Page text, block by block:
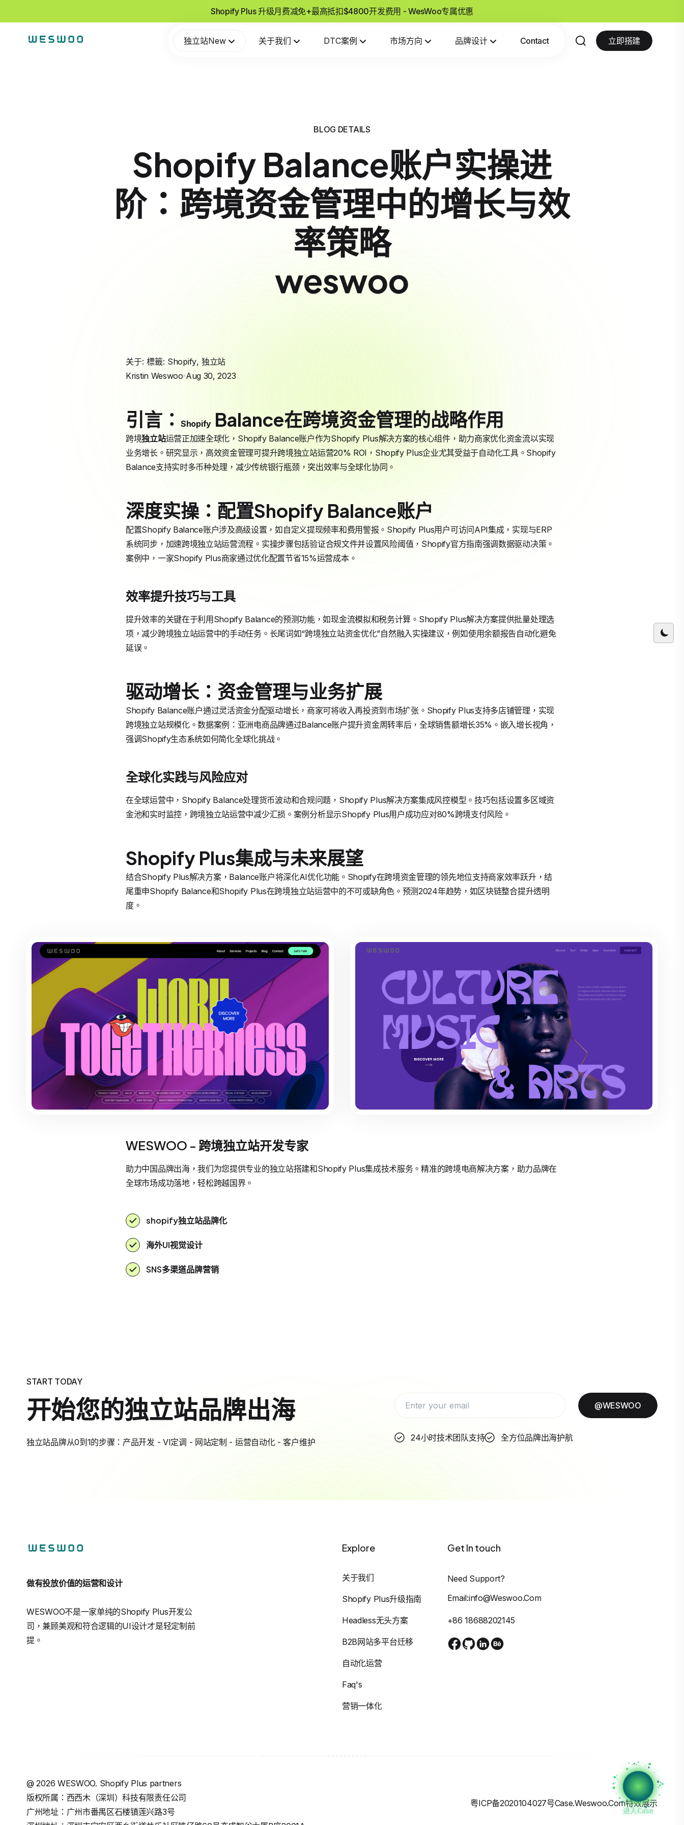
进入Case
Shopify Plus 升级月费减免+最高抵扣$4800开发费用 - WesWoo专属优惠
独立站New 关于我们 DTC案例 市场方向 品牌设计 Contact 立即搭建
BLOG DETAILS
Shopify Balance账户实操进
阶：跨境资金管理中的增长与效
率策略
weswoo
关于: 標籤: Shopify, 独立站
Kristin Weswoo Aug 30, 2023
引言： ShopifyBalance在跨境资金管理的战略作用
跨境独立站运营正加速全球化，Shopify Balance账户作为Shopify Plus解决方案的核心组件，助力商家优化资金流以实现
业务增长。研究显示，高效资金管理可提升跨境独立站运营20% ROI，Shopify Plus企业尤其受益于自动化工具。Shopify
Balance支持实时多币种处理，减少传统银行瓶颈，突出效率与全球化协同。
深度实操：配置Shopify Balance账户
配置Shopify Balance账户涉及高级设置，如自定义提现频率和费用警报。Shopify Plus用户可访问API集成，实现与ERP
系统同步，加速跨境独立站运营流程。实操步骤包括验证合规文件并设置风险阈值，Shopify官方指南强调数据驱动决策。
案例中，一家Shopify Plus商家通过优化配置节省15%运营成本。
效率提升技巧与工具
提升效率的关键在于利用Shopify Balance的预测功能，如现金流模拟和税务计算。Shopify Plus解决方案提供批量处理选
项，减少跨境独立站运营中的手动任务。长尾词如“跨境独立站资金优化”自然融入实操建议，例如使用余额报告自动化避免
延误。
驱动增长：资金管理与业务扩展
Shopify Balance账户通过灵活资金分配驱动增长，商家可将收入再投资到市场扩张。Shopify Plus支持多店铺管理，实现
跨境独立站规模化。数据案例：亚洲电商品牌通过Balance账户提升资金周转率后，全球销售额增长35%。嵌入增长视角，
强调Shopify生态系统如何简化全球化挑战。
全球化实践与风险应对
在全球运营中，Shopify Balance处理货币波动和合规问题，Shopify Plus解决方案集成风控模型。技巧包括设置多区域资
金池和实时监控，跨境独立站运营中减少汇损。案例分析显示Shopify Plus用户成功应对80%跨境支付风险。
Shopify Plus集成与未来展望
结合Shopify Plus解决方案，Balance账户将深化AI优化功能。Shopify在跨境资金管理的领先地位支持商家效率跃升，结
尾重申Shopify Balance和Shopify Plus在跨境独立站运营中的不可或缺角色。预测2024年趋势，如区块链整合提升透明
度。
WESWOO - 跨境独立站开发专家
助力中国品牌出海，我们为您提供专业的独立站搭建和Shopify Plus集成技术服务。精准的跨境电商解决方案，助力品牌在
全球市场成功落地，轻松跨越国界。
shopify独立站品牌化
海外UI视觉设计
SNS多渠道品牌营销
START TODAY
开始您的独立站品牌出海
独立站品牌从0到1的步骤：产品开发 - VI定调 - 网站定制 - 运营自动化 - 客户维护
@WESWOO
24小时技术团队支持 全方位品牌出海护航
做有投放价值的运营和设计
WESWOO不是一家单纯的Shopify Plus开发公
司，兼顾美观和符合逻辑的UI设计才是轻定制前
提。
Explore
关于我们
Shopify Plus升级指南
Headless无头方案
B2B网站多平台迁移
自动化运营
Faq's
营销一体化
Get In touch
Need Support?
Email:info@weswoo.com
+86 18688202145
@2026 WESWOO. Shopify Plus partners
版权所属：西西木（深圳）科技有限责任公司
广州地址：广州市番禺区石楼镇莲兴路3号
粤ICP备2020104027号Case.weswoo.com特效展示